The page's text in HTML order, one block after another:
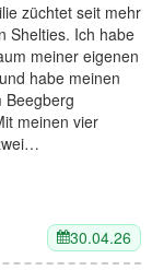
züchtet seit mehr
Shelties. Ich habe
meiner eigenen
habe meinen
Beegberg
meinen vier
30.04.26